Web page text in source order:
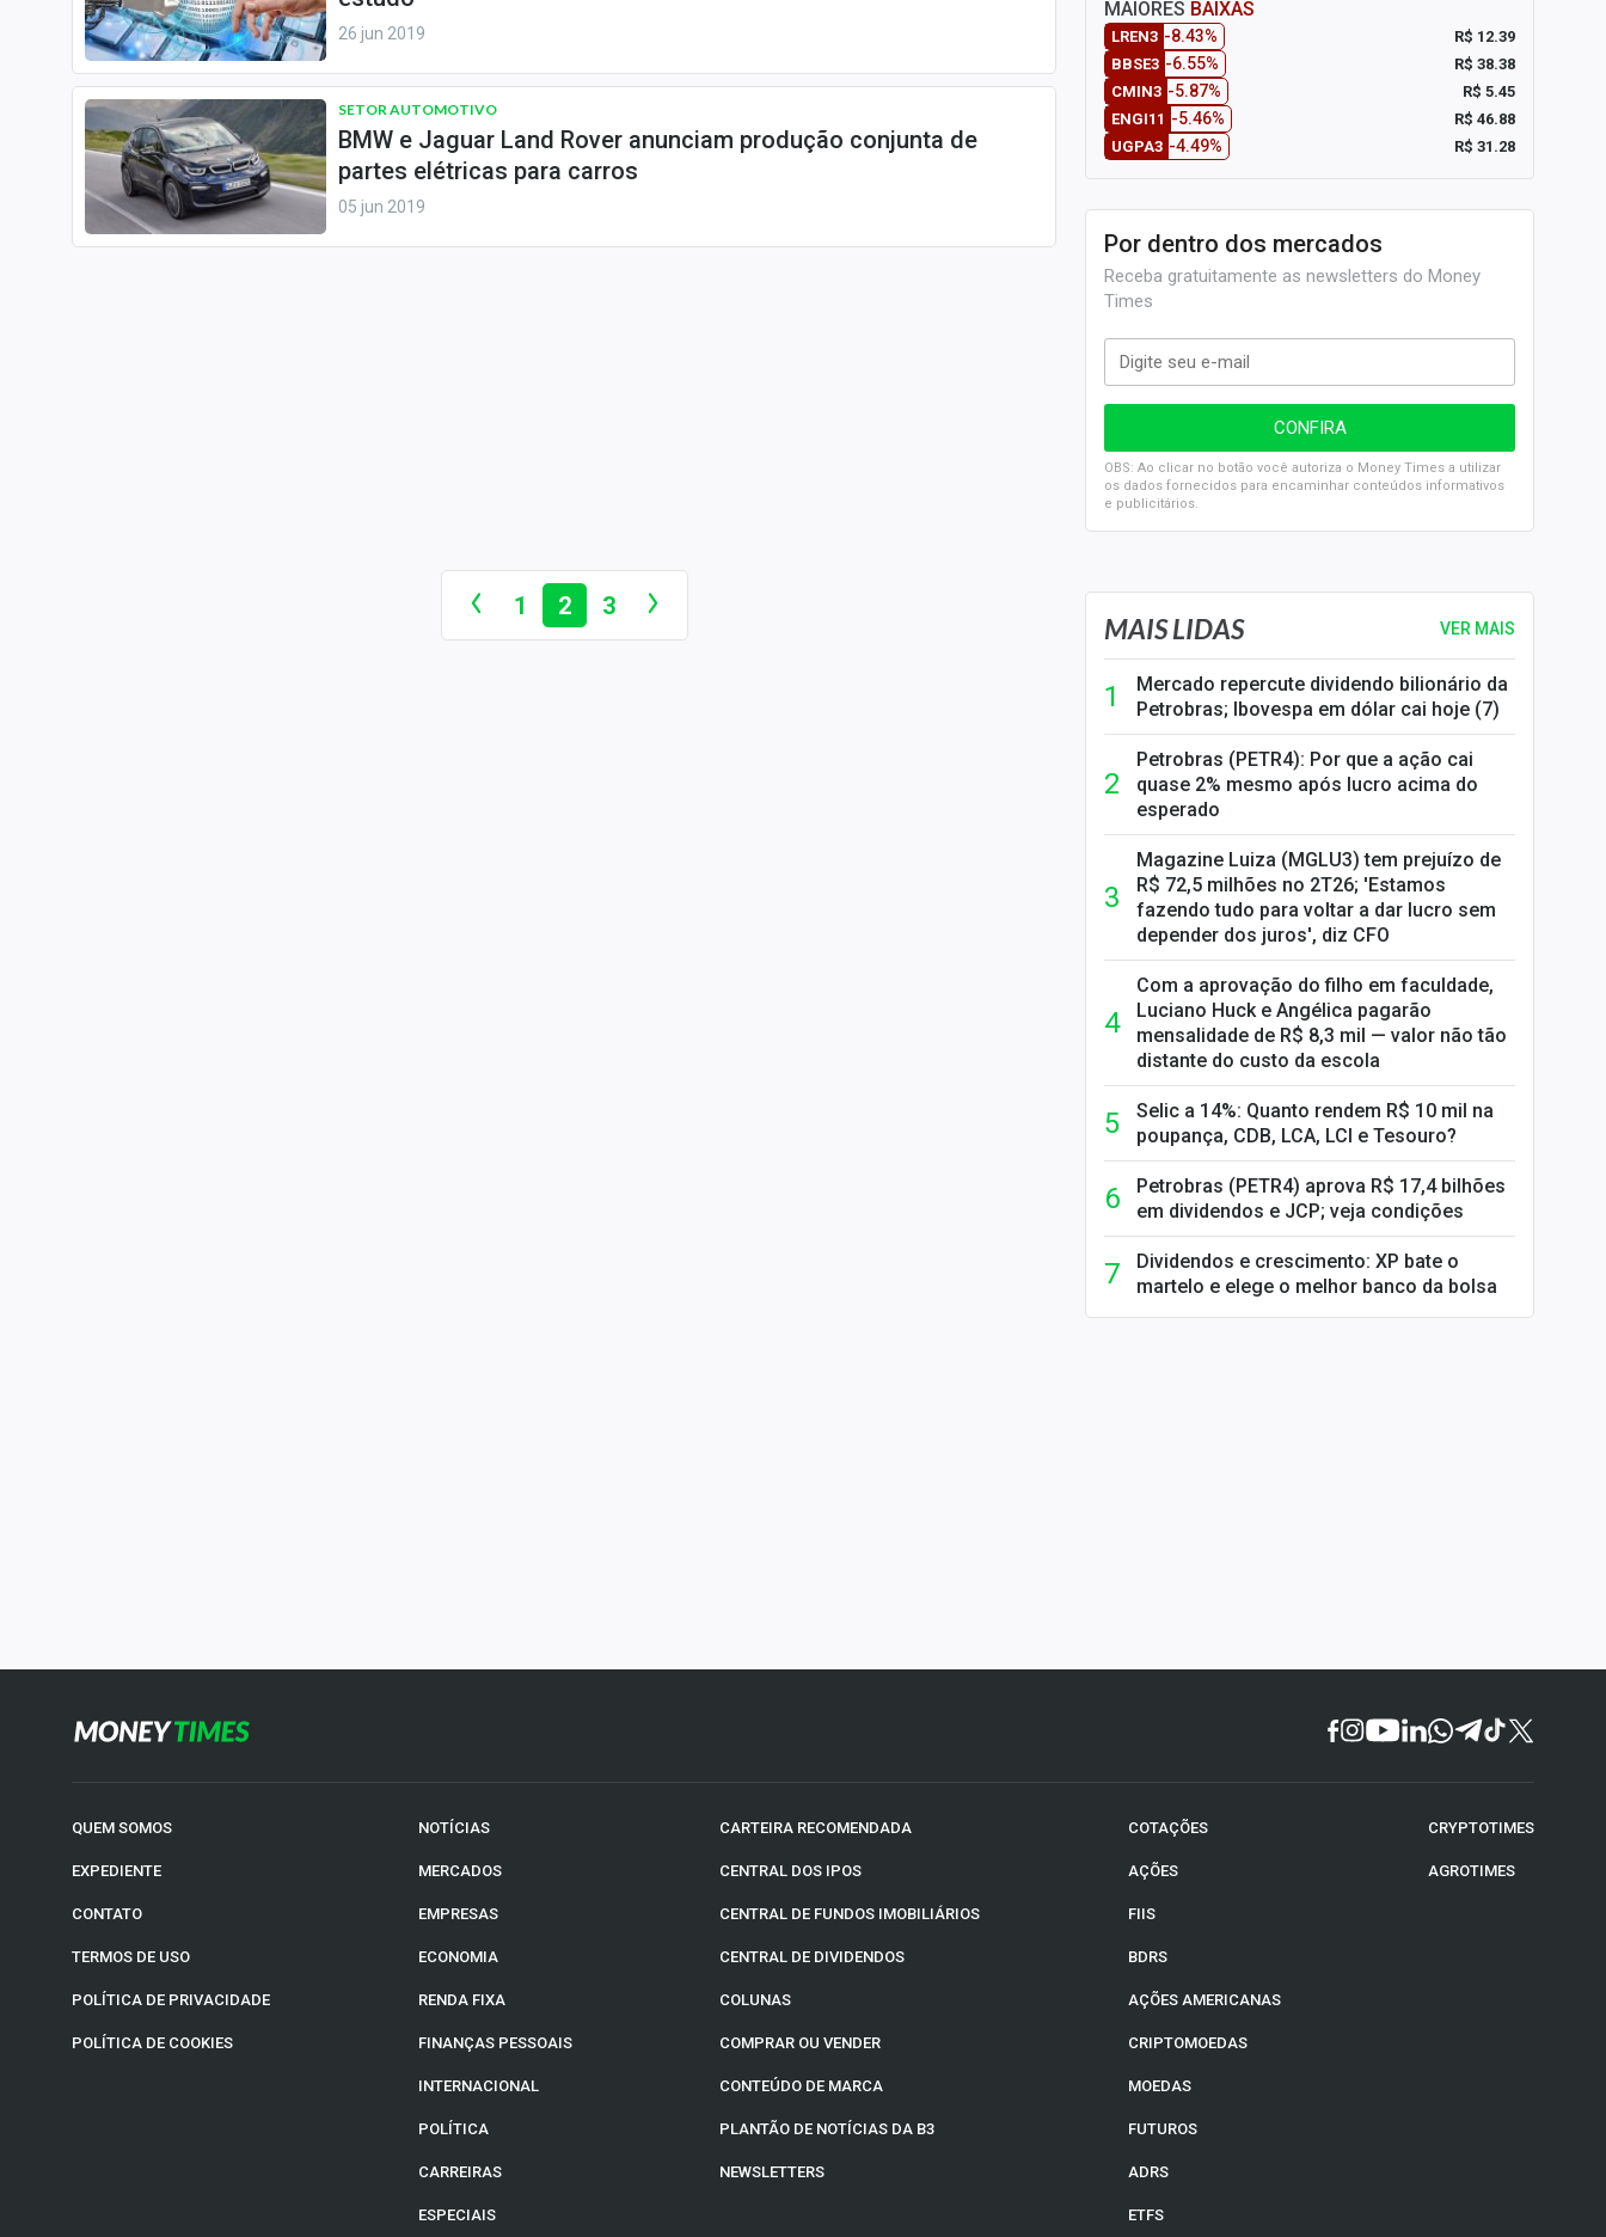
26 jun 2019
SETOR AUTOMOTIVO
BMW e Jaguar Land Rover anunciam produção conjunta de
partes elétricas para carros
05 jun 2019
1 2 3
MAIORES BAIXAS
LREN3 -8.43%
R$ 12.39
BBSE3 -6.55%
R$ 38.38
CMIN3 -5.87%
R$ 5.45
ENGI11 -5.46%
R$ 46.88
UGPA3 -4.49% R$ 31.28
Por dentro dos mercados
Receba gratuitamente as newsletters do Money
Times
OBS: Ao clicar no botão você autoriza o Money Times a utilizar
os dados fornecidos para encaminhar conteúdos informativos
e publicitários.
SELIC em 14%: A repercussão da decisão sobre os JUROS
MAIS LIDAS VER MAIS
Mercado repercute dividendo bilionário da
Petrobras; Ibovespa em dólar cai hoje (7)
Petrobras (PETR4): Por que a ação cai
quase 2% mesmo após lucro acima do
esperado
Magazine Luiza (MGLU3) tem prejuízo de
R$ 72,5 milhões no 2T26; 'Estamos
fazendo tudo para voltar a dar lucro sem
depender dos juros', diz CFO
Com a aprovação do filho em faculdade,
Luciano Huck e Angélica pagarão
mensalidade de R$ 8,3 mil — valor não tão
distante do custo da escola
Selic a 14%: Quanto rendem R$ 10 mil na
poupança, CDB, LCA, LCI e Tesouro?
Petrobras (PETR4) aprova R$ 17,4 bilhões
em dividendos e JCP; veja condições
Dividendos e crescimento: XP bate o
martelo e elege o melhor banco da bolsa
QUEM SOMOS
EXPEDIENTE
CONTATO
TERMOS DE USO
POLÍTICA DE PRIVACIDADE
POLÍTICA DE COOKIES
NOTÍCIAS
MERCADOS
EMPRESAS
ECONOMIA
RENDA FIXA
FINANÇAS PESSOAIS
INTERNACIONAL
POLÍTICA
CARREIRAS
ESPECIAIS
CARTEIRA RECOMENDADA
CENTRAL DOS IPOS
CENTRAL DE FUNDOS IMOBILIÁRIOS
CENTRAL DE DIVIDENDOS
COLUNAS
COMPRAR OU VENDER
CONTEÚDO DE MARCA
PLANTÃO DE NOTÍCIAS DA B3
NEWSLETTERS
COTAÇÕES
AÇÕES
FIIS
BDRS
AÇÕES AMERICANAS
CRIPTOMOEDAS
MOEDAS
FUTUROS
ADRS
ETFS
CRYPTOTIMES
AGROTIMES